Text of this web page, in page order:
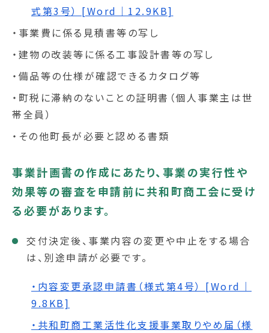
式第3号） [Word｜12.9KB]
・事業費に係る見積書等の写し
・建物の改装等に係る工事設計書等の写し
・備品等の仕様が確認できるカタログ等
・町税に滞納のないことの証明書（個人事業主は世
帯全員）
・その他町長が必要と認める書類
事業計画書の作成にあたり、事業の実行性や
効果等の審査を申請前に共和町商工会に受け
る必要があります。
交付決定後、事業内容の変更や中止をする場合
は、別途申請が必要です。
・内容変更承認申請書（様式第4号） [Word｜
9.8KB]
・共和町商工業活性化支援事業取りやめ届（様